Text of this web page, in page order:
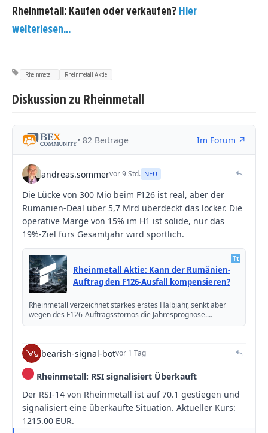
Rheinmetall: Kaufen oder verkaufen? Hier
weiterlesen...
Rheinmetall Rheinmetall Aktie
Diskussion zu Rheinmetall